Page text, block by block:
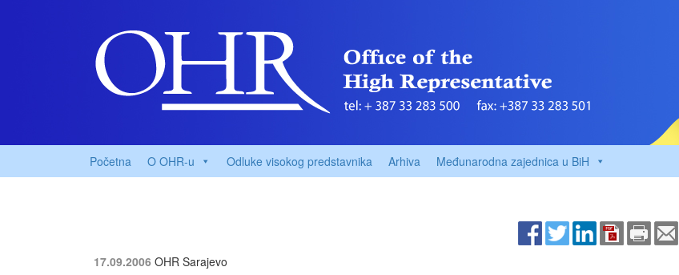
Početna O OHR-u Odluke visokog predstavnika Arhiva Međunarodna zajednica u BiH
17.09.2006 OHR Sarajevo